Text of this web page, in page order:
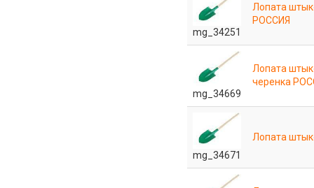
mg_34251
Лопата
РОССИЯ
mg_34669
Лопата
черенка
mg_34671
Лопата